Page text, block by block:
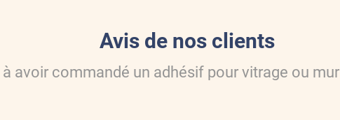
Avis de nos clients
à avoir commandé un adhésif pour vitrage ou mur